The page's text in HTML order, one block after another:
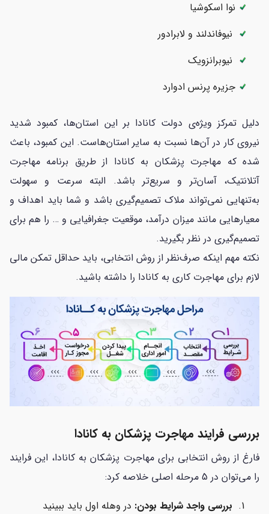
نوا اسکوشیا
نیوفاندلند و لابرادور
نیوبرانزویک
جزیره پرنس ادوارد
دلیل تمرکز ویژه‌ی دولت کانادا بر این استان‌ها، کمبود شدید
نیروی کار در آن‌ها نسبت به سایر استان‌هاست. این کمبود، باعث
شده که مهاجرت پزشکان به کانادا از طریق برنامه مهاجرت
آتلانتیک، آسان‌تر و سریع‌تر باشد. البته سرعت و سهولت
به‌تنهایی نمی‌تواند ملاک تصمیم‌گیری باشد و شما باید اهداف و
معیارهایی مانند میزان درآمد، موقعیت جغرافیایی و … را هم برای
تصمیم‌گیری در نظر بگیرید.
نکته مهم اینکه صرف‌نظر از روش انتخابی، باید حداقل تمکن مالی
لازم برای مهاجرت کاری به کانادا را داشته باشید.
بررسی فرایند مهاجرت پزشکان به کانادا
فارغ از روش انتخابی برای مهاجرت پزشکان به کانادا، این فرایند
را می‌توان در 5 مرحله اصلی خلاصه کرد:
بررسی واجد شرایط بودن: در وهله اول باید ببینید